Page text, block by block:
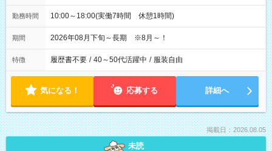
勤務時間 10:00～18:00(実働7時間 休憩1時間)
期間 2026年08月下旬～長期 ※8月～！
特徴 履歴書不要 / 40～50代活躍中 / 服装自由
気になる！ 応募する 詳細へ
掲載日：2026.08.05
未読